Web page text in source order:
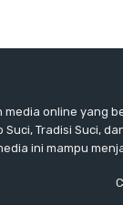
media online yang
Tradisi Suci,
ini mampu